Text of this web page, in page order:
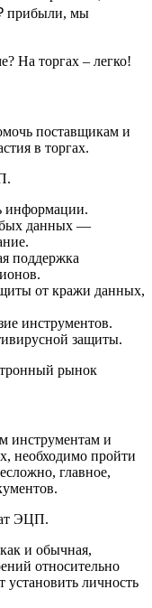
прибыли, мы
На торгах – легко!
поставщикам и
в торгах.
информации.
данных —
поддержка
от кражи данных,
инструментов.
защиты.
инструментам и
необходимо пройти
главное,
ЭЦП.
и обычная,
относительно
установить личность